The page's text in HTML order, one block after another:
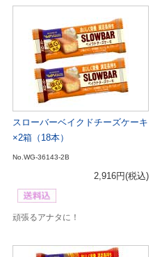
スローバーベイクドチーズケーキ
×2箱（18本）
No.WG-36143-2B
2,916円(税込)
頑張るアナタに！